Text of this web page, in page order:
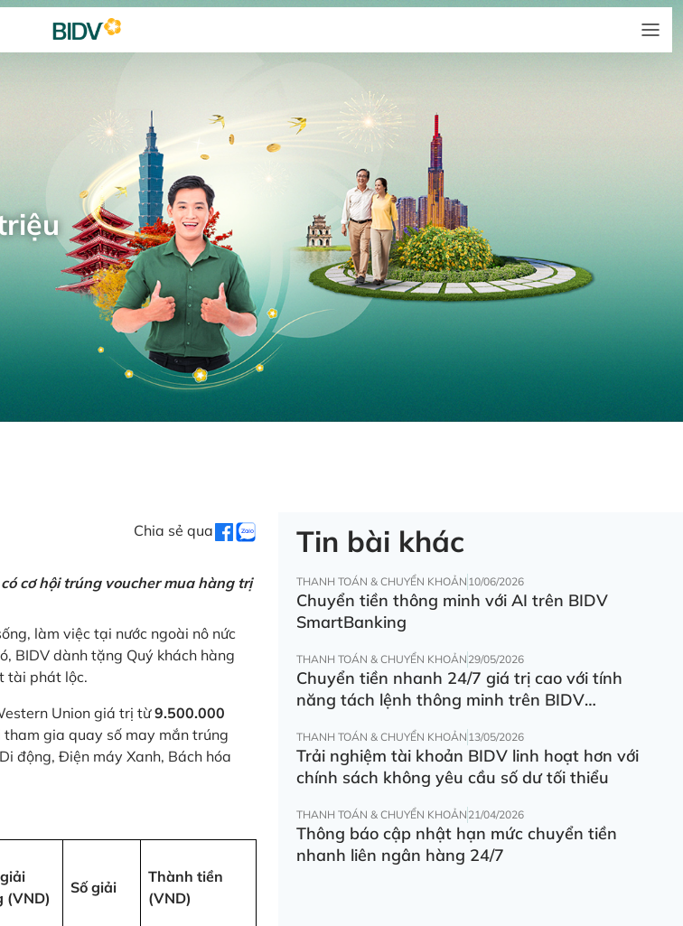
Chia sẻ qua
cơ hội trúng voucher mua hàng trị
làm việc tại nước ngoài nô nức
BIDV dành tặng Quý khách hàng
tài phát lộc.
Union giá trị từ9.500.000
tham gia quay số may mắn trúng
động, Điện máy Xanh, Bách hóa
(VND)
Số giải
Thành tiền
(VND)
Tin bài khác
THANH TOÁN & CHUYỂN KHOẢN 10/06/2026
Chuyển tiền thông minh với AI trên BIDV
SmartBanking
THANH TOÁN & CHUYỂN KHOẢN 29/05/2026
Chuyển tiền nhanh 24/7 giá trị cao với tính
năng tách lệnh thông minh trên BIDV
THANH TOÁN & CHUYỂN KHOẢN 13/05/2026
Trải nghiệm tài khoản BIDV linh hoạt hơn với
chính sách không yêu cầu số dư tối thiểu
THANH TOÁN & CHUYỂN KHOẢN 21/04/2026
Thông báo cập nhật hạn mức chuyển tiền
nhanh liên ngân hàng 24/7